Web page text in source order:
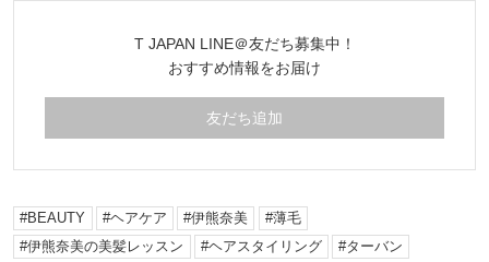
T JAPAN LINE＠友だち募集中！
おすすめ情報をお届け
友だち追加
BEAUTY ヘアケア 伊熊奈美
薄毛
伊熊奈美の美髪レッスン
ヘアスタイリング ターバン